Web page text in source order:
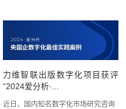
力维智联出版数字化项目获评
“2024爱分析·...
近日，国内知名数字化市场研究咨询